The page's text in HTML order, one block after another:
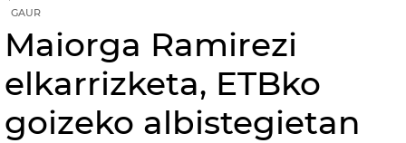
GAUR
Maiorga Ramirezi
elkarrizketa, ETBko
goizeko albistegietan